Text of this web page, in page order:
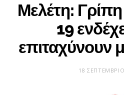
Μελέτη:
19
επιταχύνουν
18